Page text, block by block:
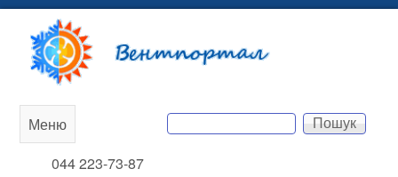
вмісту
Вентпортал
Пошукова форма
Пошук
044 223-73-87
Main
menu
Меню